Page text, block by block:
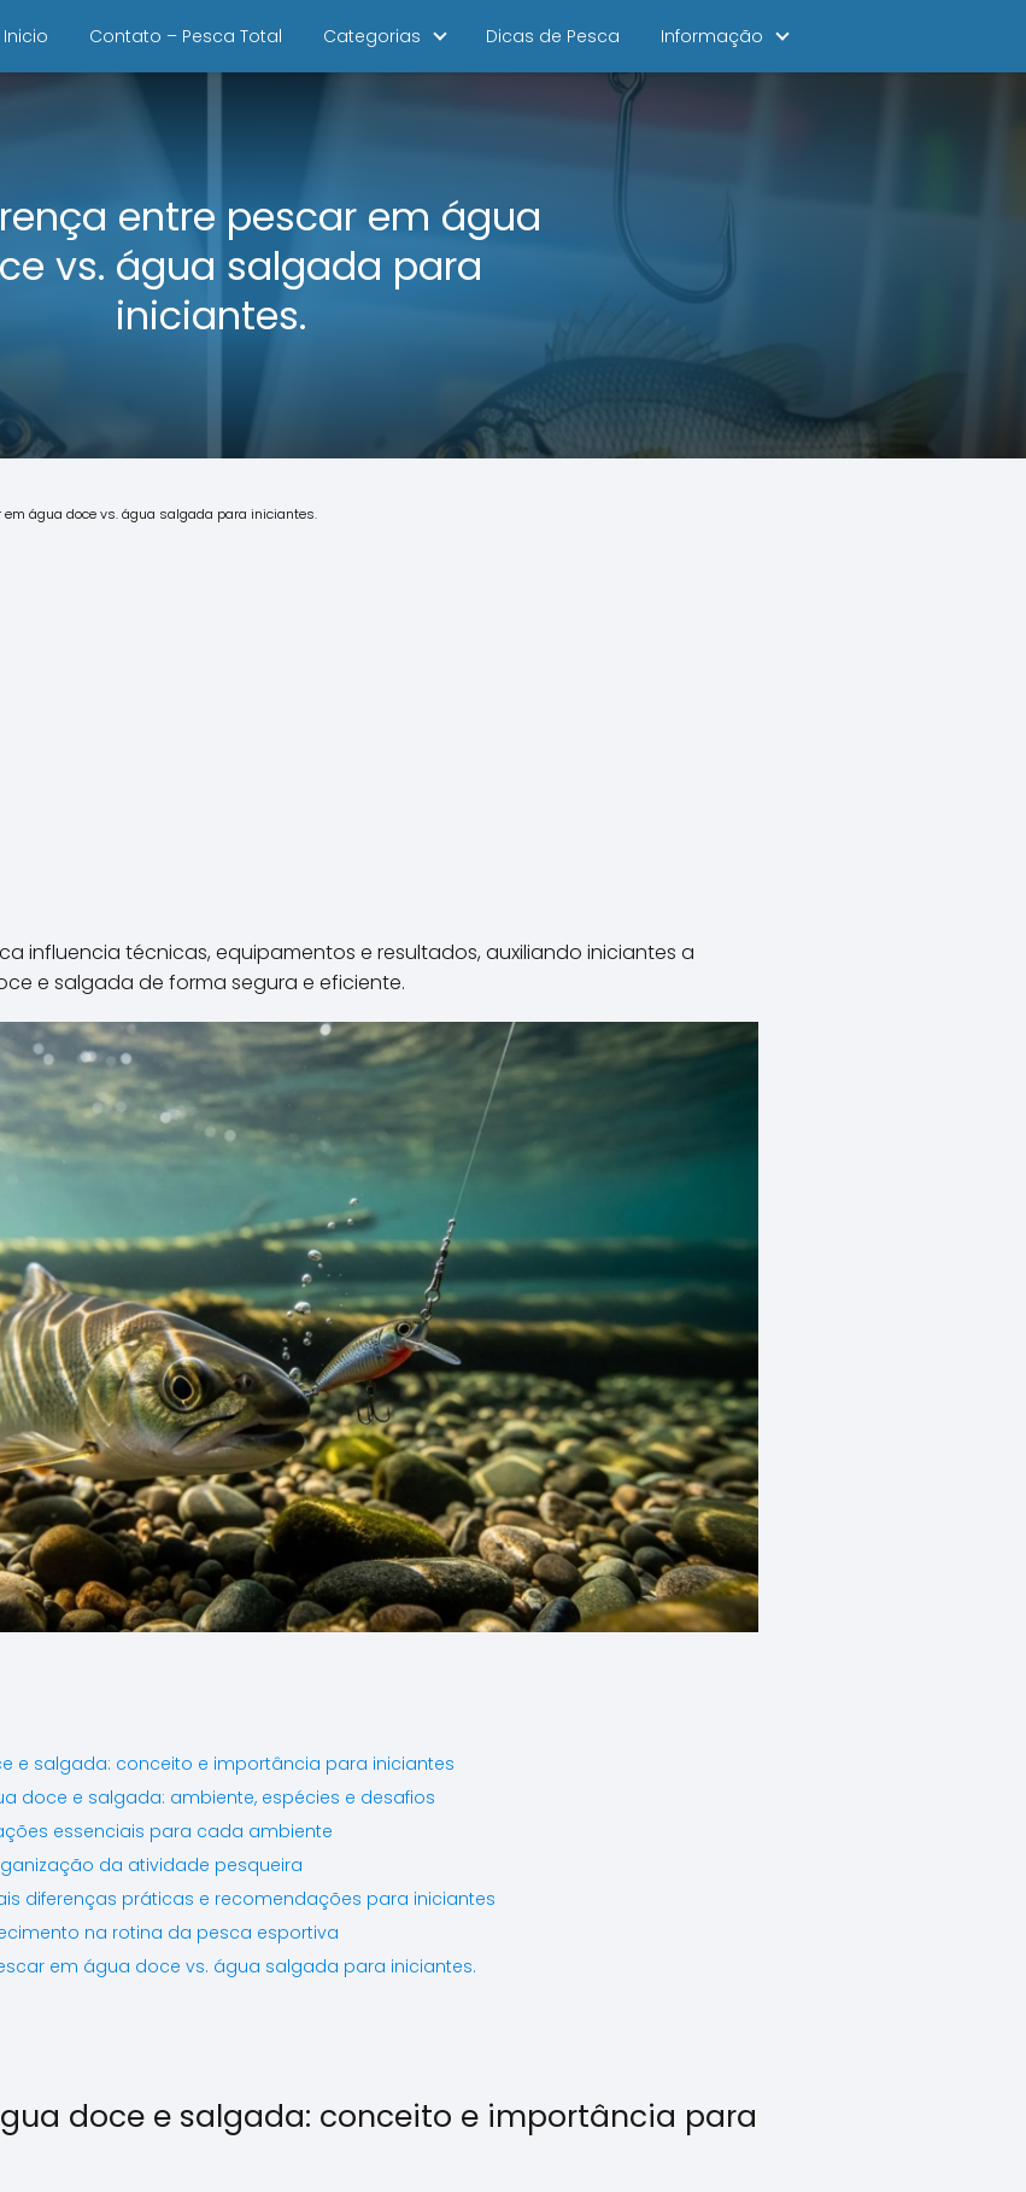
Inicio Contato – Pesca Total Categorias Dicas de Pesca Informação
entre pescar em água
vs. água salgada para
iniciantes.
em água doce vs. água salgada para iniciantes.
influencia técnicas, equipamentos e resultados, auxiliando iniciantes a
e salgada de forma segura e eficiente.
e salgada: conceito e importância para iniciantes
doce e salgada: ambiente, espécies e desafios
essenciais para cada ambiente
da atividade pesqueira
diferenças práticas e recomendações para iniciantes
na rotina da pesca esportiva
em água doce vs. água salgada para iniciantes.
doce e salgada: conceito e importância para